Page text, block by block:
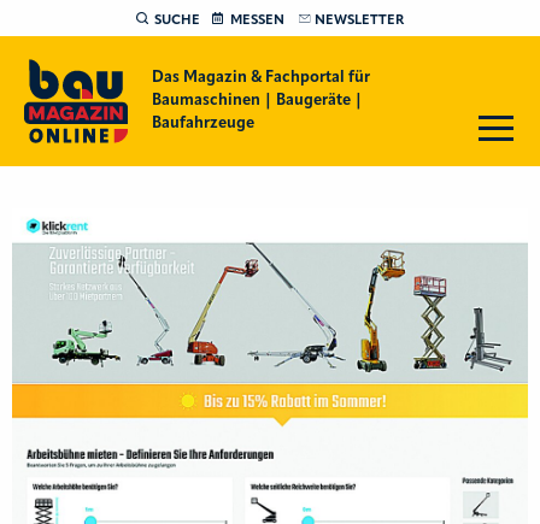
SUCHE MESSEN NEWSLETTER
Das Magazin & Fachportal für
Baumaschinen | Baugeräte |
Baufahrzeuge